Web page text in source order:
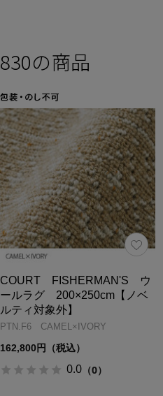
830の商品
COURT FISHERMAN'S ウ
ールラグ 200×250cm【ノベ
ルティ対象外】
PTN.F6 CAMEL×IVORY
162,800円（税込）
0.0 （0）